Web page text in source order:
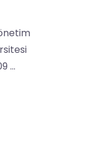
...